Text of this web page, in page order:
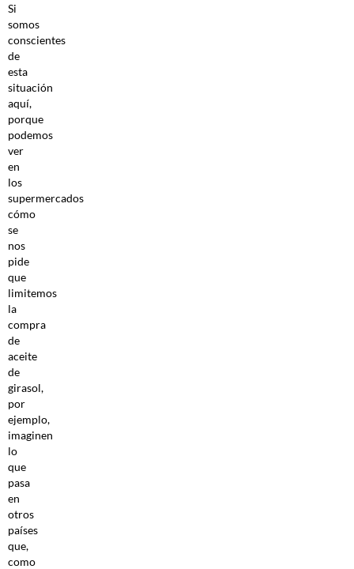
Si
somos
conscientes
de
esta
situación
aquí,
porque
podemos
ver
en
los
supermercados
cómo
se
nos
pide
que
limitemos
la
compra
de
aceite
de
girasol,
por
ejemplo,
imaginen
lo
que
pasa
en
otros
países
que,
como